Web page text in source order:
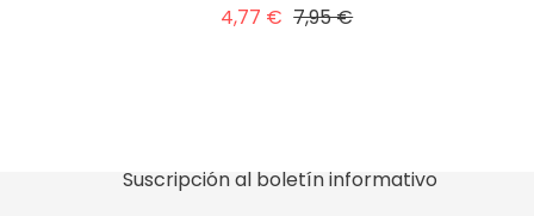
4,77 € Precio
7,95 €Precio
Suscripción al boletín informativo